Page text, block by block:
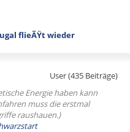
flieÃŸt wieder
User (435 Beiträge)
Energie haben kann
muss die erstmal
raushauen.)